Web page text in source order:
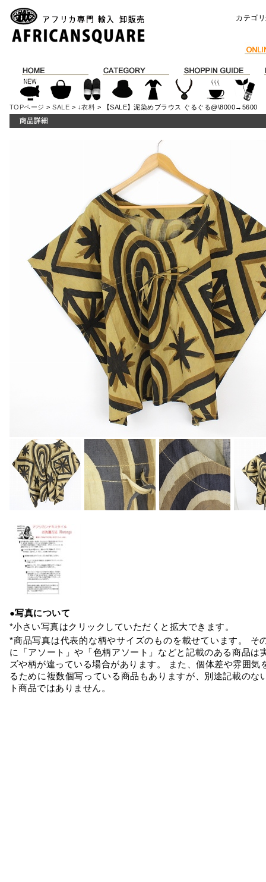
カテゴ
TOPページ >SALE > ↓衣料 > 【SALE】泥染めブラウス ぐるぐる@\8000→5600
●写真について
*小さい写真はクリックしていただくと拡大できます。
*商品写真は代表的な柄やサイズのものを載せています。 そ
に「アソート」や「色柄アソート」などと記載のある商品は
ズや柄が違っている場合があります。 また、個体差や雰囲気
るために複数個写っている商品もありますが、別途記載のな
ト商品ではありません。